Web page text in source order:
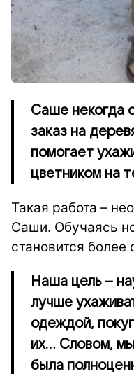
Саше некогда
заказ на
помогает
цветником на
Такая работа –
Саши. Обучаясь
становится
Наша цель –
лучше
одеждой,
их… Словом,
была